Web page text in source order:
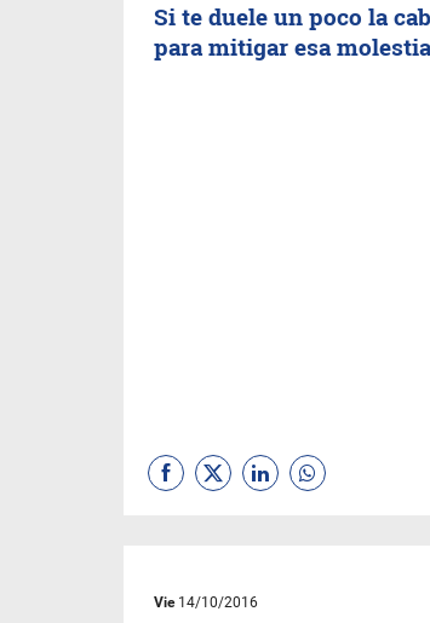
Si te duele un poco la
para mitigar esa
Vie14/10/2016